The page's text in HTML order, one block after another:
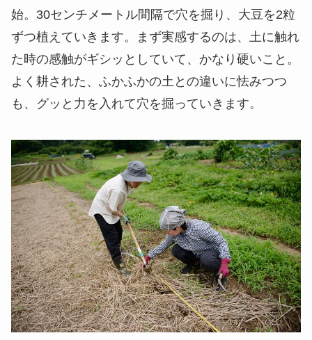
始。30センチメートル間隔で穴を掘り、大豆を2粒
ずつ植えていきます。まず実感するのは、土に触れ
た時の感触がギシッとしていて、かなり硬いこと。
よく耕された、ふかふかの土との違いに怯みつつ
も、グッと力を入れて穴を掘っていきます。